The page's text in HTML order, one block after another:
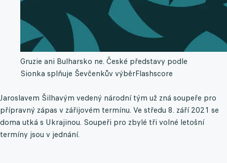
Gruzie ani Bulharsko ne. České představy podle
Sionka splňuje Ševčenkův výběrFlashscore
Jaroslavem Šilhavým vedený národní tým už zná soupeře pro
přípravný zápas v zářijovém termínu. Ve středu 8. září 2021 se
doma utká s Ukrajinou. Soupeři pro zbylé tři volné letošní
termíny jsou v jednání.